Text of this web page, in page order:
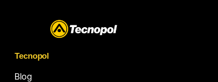
Tecnopol
Blog